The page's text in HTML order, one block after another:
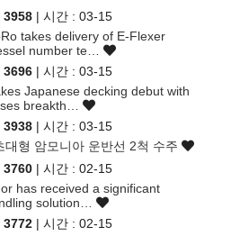
3958 | 시간 : 03-15
takes delivery of E-Flexer
number te…
3696 | 시간 : 03-15
Japanese decking debut with
breakth…
3938 | 시간 : 03-15
대형 암모니아 운반선 2척 수주
3760 | 시간 : 02-15
has received a significant
solution…
3772 | 시간 : 02-15